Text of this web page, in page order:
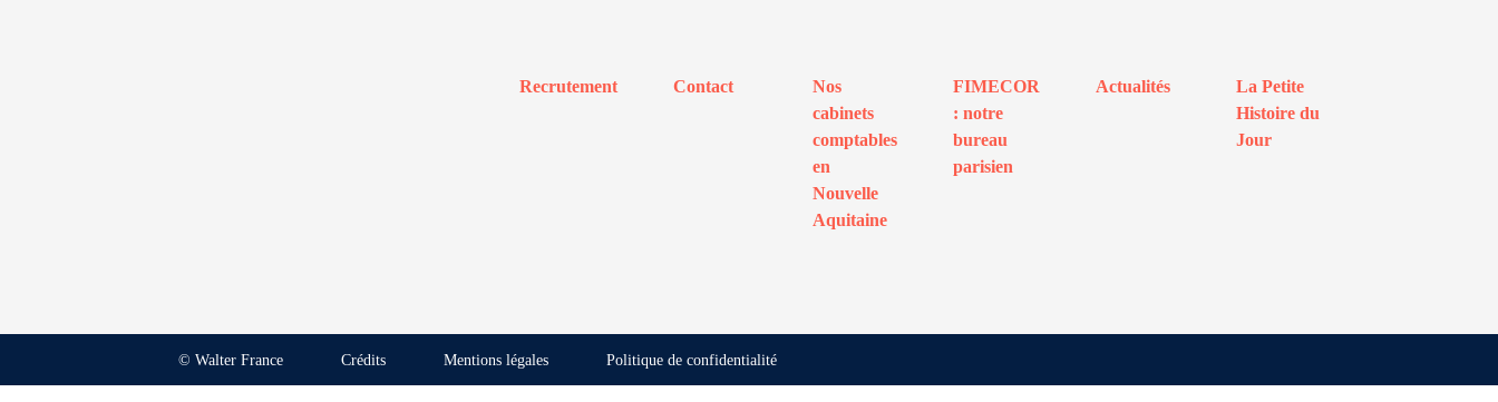
Recrutement Contact
Nos
cabinets
comptables
en
Nouvelle
Aquitaine
FIMECOR
: notre
bureau
parisien
Actualités
La Petite
Histoire du
Jour
© Walter France Crédits Mentions légales Politique de confidentialité